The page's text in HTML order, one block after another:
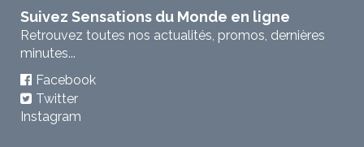
Suivez Sensations du Monde en ligne
Retrouvez toutes nos actualités, promos, dernières
minutes...
Facebook
Twitter
Instagram